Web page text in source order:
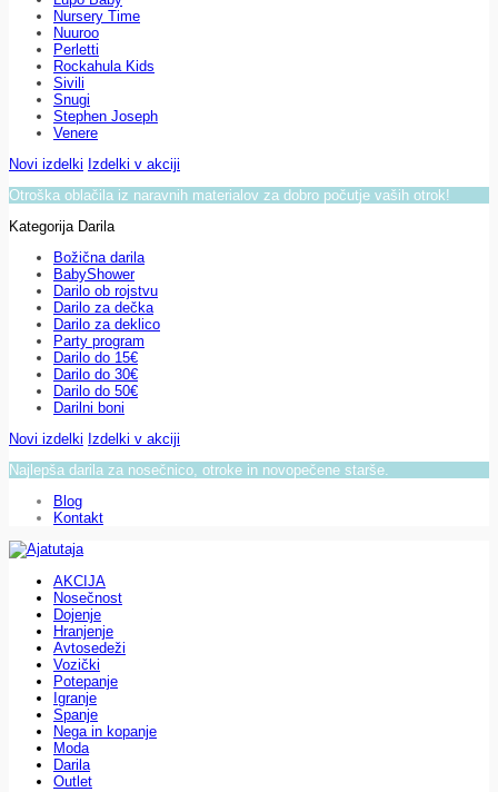
Nursery Time
Nuuroo
Perletti
Rockahula Kids
Sivili
Snugi
Stephen Joseph
Venere
Novi izdelki Izdelki v akciji
Otroška oblačila iz naravnih materialov za dobro počutje vaših otrok!
Kategorija Darila
Božična darila
BabyShower
Darilo ob rojstvu
Darilo za dečka
Darilo za deklico
Party program
Darilo do 15€
Darilo do 30€
Darilo do 50€
Darilni boni
Novi izdelki Izdelki v akciji
Najlepša darila za nosečnico, otroke in novopečene starše.
Blog
Kontakt
AKCIJA
Nosečnost
Dojenje
Hranjenje
Avtosedeži
Vozički
Potepanje
Igranje
Spanje
Nega in kopanje
Moda
Darila
Outlet